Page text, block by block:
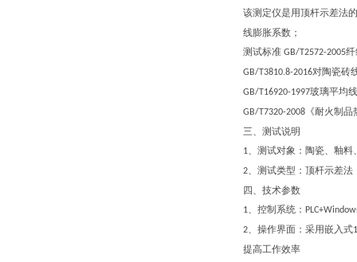
该测定仪是用顶杆示差法
线膨胀系数 ；
测试标准 GB/T2572-2005
GB/T3810.8-2016对陶瓷砖
GB/T16920-1997玻璃平均
GB/T7320-2008 《耐火制
三、测试说明
1、测试对象：陶瓷、釉
2、测试类型：顶杆示差
四、技术参数
1、控制系统： PLC
2、操作界面：采用嵌入式
提高工作效率